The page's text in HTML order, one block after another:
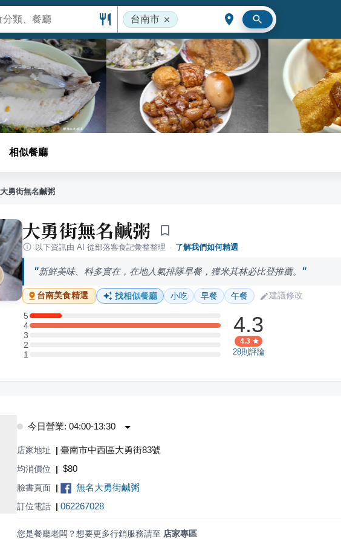
台南市
相似餐廳
大勇街無名鹹粥
大勇街無名鹹粥
以下資訊由 AI 從部落客食記彙整整理 · 了解我們如何精選
新鮮美味、料多實在，在地人氣排隊早餐，獲米其林必比登推薦。
台南美食精選 找相似餐廳 小吃 早餐 午餐 建議修改
5
5 星：1 則評論
4
4 星：6 則評論
3
3 星：0 則評論
2
2 星：0 則評論
11 星：0 則評論
4.3
4.3
28則評論
今日營業: 04:00-13:30
店家地址 | 臺南市中西區大勇街83號
均消價位 | $80
臉書頁面 | 無名大勇街鹹粥
訂位電話 | 062267028
您是餐廳老闆？想要更多行銷服務請至 店家專區